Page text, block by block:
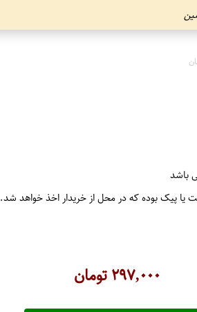
باشد
یا پیک بوده که در محل از خریدار اخذ خواهد شد.
۲۹۷,۰۰۰تومان